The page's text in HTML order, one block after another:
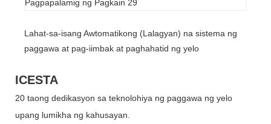
Lahat-sa-isang Awtomatikong (Lalagyan) na sistema ng
paggawa at pag-iimbak at paghahatid ng yelo
ICESTA
20 taong dedikasyon sa teknolohiya ng paggawa ng yelo
upang lumikha ng kahusayan.